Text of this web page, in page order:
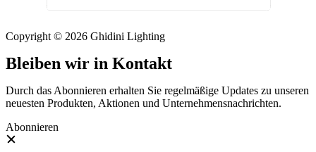
Copyright © 2026 Ghidini Lighting
Bleiben wir in Kontakt
Durch das Abonnieren erhalten Sie regelmäßige Updates zu unseren
neuesten Produkten, Aktionen und Unternehmensnachrichten.
Abonnieren